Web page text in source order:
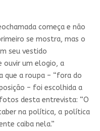
começa e não
se mostra, mas o
seu vestido
ouvir um elogio, a
que a roupa – “fora do
– foi escolhida a
desta entrevista: “O
na política, a política
caiba nela.”